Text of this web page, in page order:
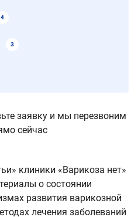
клиники «Варикоза нет»
о состоянии
развития варикозной
лечения заболеваний
4
3
заявку и мы перезвоним
сейчас